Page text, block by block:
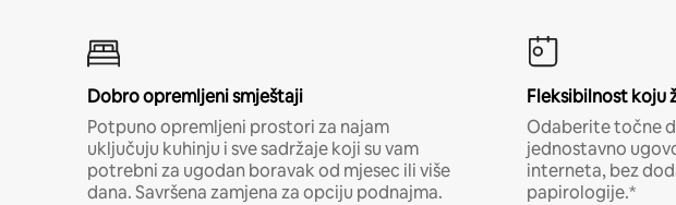
Dobro opremljeni smještaji
Potpuno opremljeni prostori za najam
uključuju kuhinju i sve sadržaje koji su vam
potrebni za ugodan boravak od mjesec ili više
dana. Savršena zamjena za opciju podnajma.
Fleksibilnost koju
Odaberite točne
jednostavno
interneta, bez
papirologije.*